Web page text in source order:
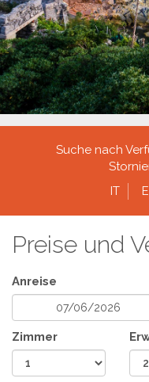
Suche nach
IT
Preise und
Anreise
Zimmer